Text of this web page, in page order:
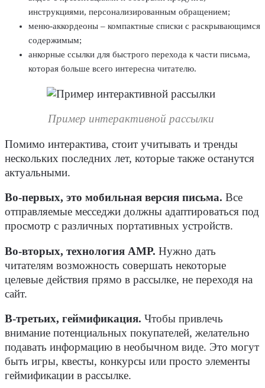
инструкциями, персонализированным обращением;
меню-аккордеоны – компактные списки с раскрывающимся
содержимым;
анкорные ссылки для быстрого перехода к части письма,
которая больше всего интересна читателю.
Пример интерактивной рассылки
Помимо интерактива, стоит учитывать и тренды
нескольких последних лет, которые также останутся
актуальными.
Во-первых, это мобильная версия письма. Все
отправляемые месседжи должны адаптироваться под
просмотр с различных портативных устройств.
Во-вторых, технология AMP. Нужно дать
читателям возможность совершать некоторые
целевые действия прямо в рассылке, не переходя на
сайт.
В-третьих, геймификация. Чтобы привлечь
внимание потенциальных покупателей, желательно
подавать информацию в необычном виде. Это могут
быть игры, квесты, конкурсы или просто элементы
геймификации в рассылке.